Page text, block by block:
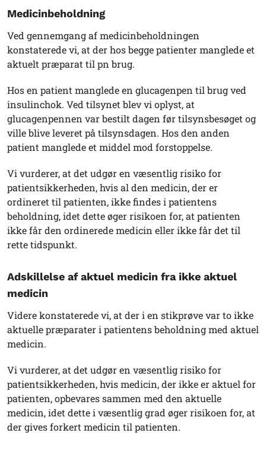
Medicinbeholdning
Ved gennemgang af medicinbeholdningen
konstaterede vi, at der hos begge patienter manglede et
aktuelt præparat til pn brug.
Hos en patient manglede en glucagenpen til brug ved
insulinchok. Ved tilsynet blev vi oplyst, at
glucagenpennen var bestilt dagen før tilsynsbesøget og
ville blive leveret på tilsynsdagen. Hos den anden
patient manglede et middel mod forstoppelse.
Vi vurderer, at det udgør en væsentlig risiko for
patientsikkerheden, hvis al den medicin, der er
ordineret til patienten, ikke findes i patientens
beholdning, idet dette øger risikoen for, at patienten
ikke får den ordinerede medicin eller ikke får det til
rette tidspunkt.
Adskillelse af aktuel medicin fra ikke aktuel
medicin
Videre konstaterede vi, at der i en stikprøve var to ikke
aktuelle præparater i patientens beholdning med aktuel
medicin.
Vi vurderer, at det udgør en væsentlig risiko for
patientsikkerheden, hvis medicin, der ikke er aktuel for
patienten, opbevares sammen med den aktuelle
medicin, idet dette i væsentlig grad øger risikoen for, at
der gives forkert medicin til patienten.